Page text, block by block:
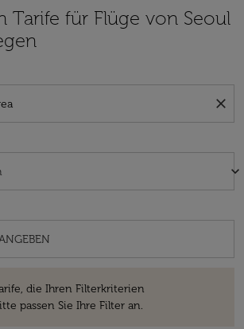
Tarife für Flüge von Seoul
close
keyboard_arrow_down
die Ihren Filterkriterien
passen Sie Ihre Filter an.